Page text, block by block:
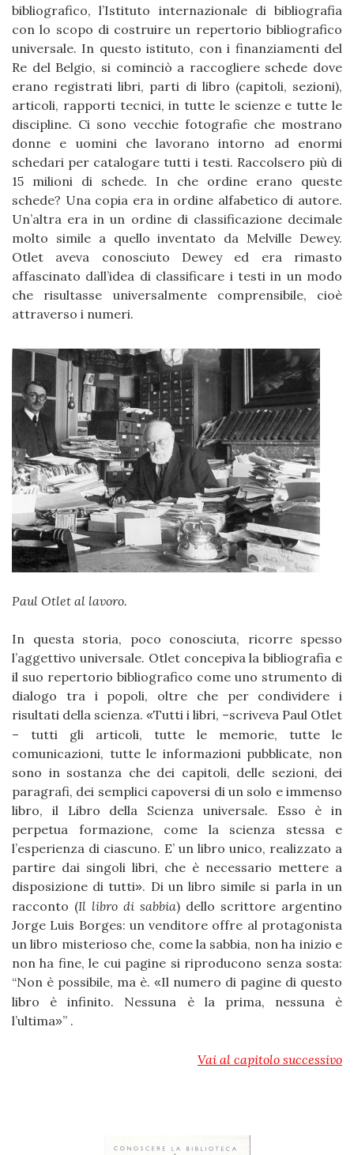
bibliografico, l’Istituto internazionale di bibliografia
con lo scopo di costruire un repertorio bibliografico
universale. In questo istituto, con i finanziamenti del
Re del Belgio, si cominciò a raccogliere schede dove
erano registrati libri, parti di libro (capitoli, sezioni),
articoli, rapporti tecnici, in tutte le scienze e tutte le
discipline. Ci sono vecchie fotografie che mostrano
donne e uomini che lavorano intorno ad enormi
schedari per catalogare tutti i testi. Raccolsero più di
15 milioni di schede. In che ordine erano queste
schede? Una copia era in ordine alfabetico di autore.
Un’altra era in un ordine di classificazione decimale
molto simile a quello inventato da Melville Dewey.
Otlet aveva conosciuto Dewey ed era rimasto
affascinato dall’idea di classificare i testi in un modo
che risultasse universalmente comprensibile, cioè
attraverso i numeri.
Paul Otlet al lavoro.
In questa storia, poco conosciuta, ricorre spesso
l’aggettivo universale. Otlet concepiva la bibliografia e
il suo repertorio bibliografico come uno strumento di
dialogo tra i popoli, oltre che per condividere i
risultati della scienza. «Tutti i libri, –scriveva Paul Otlet
– tutti gli articoli, tutte le memorie, tutte le
comunicazioni, tutte le informazioni pubblicate, non
sono in sostanza che dei capitoli, delle sezioni, dei
paragrafi, dei semplici capoversi di un solo e immenso
libro, il Libro della Scienza universale. Esso è in
perpetua formazione, come la scienza stessa e
l’esperienza di ciascuno. E’ un libro unico, realizzato a
partire dai singoli libri, che è necessario mettere a
disposizione di tutti». Di un libro simile si parla in un
racconto (Il libro di sabbia) dello scrittore argentino
Jorge Luis Borges: un venditore offre al protagonista
un libro misterioso che, come la sabbia, non ha inizio e
non ha fine, le cui pagine si riproducono senza sosta:
“Non è possibile, ma è. «Il numero di pagine di questo
libro è infinito. Nessuna è la prima, nessuna è
l’ultima»” .
Vai al capitolo successivo